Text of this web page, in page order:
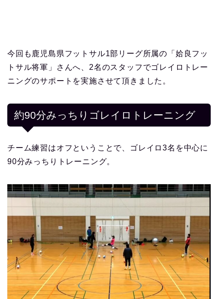
今回も鹿児島県フットサル1部リーグ所属の「姶良フッ
トサル将軍」さんへ、2名のスタッフでゴレイロトレー
ニングのサポートを実施させて頂きました。
約90分みっちりゴレイロトレーニング
チーム練習はオフということで、ゴレイロ3名を中心に
90分みっちりトレーニング。